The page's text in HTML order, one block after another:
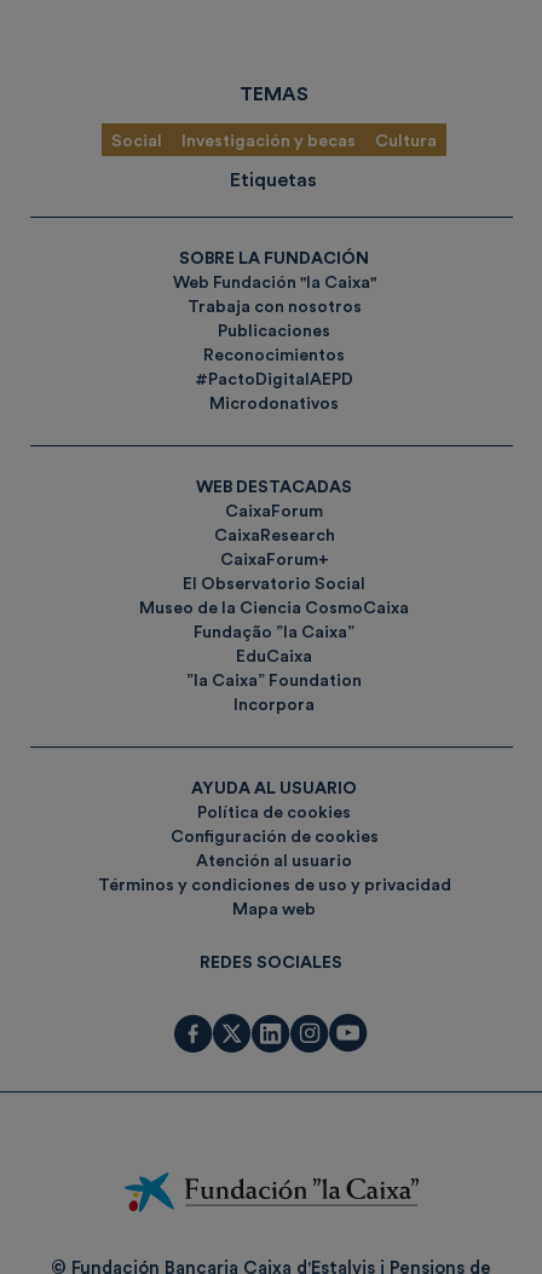
TEMAS
Social Investigación y becas Cultura
Etiquetas
SOBRE LA FUNDACIÓN
Web Fundación "la Caixa"
Trabaja con nosotros
Publicaciones
Reconocimientos
#PactoDigitalAEPD
Microdonativos
WEB DESTACADAS
CaixaForum
CaixaResearch
CaixaForum+
El Observatorio Social
Museo de la Ciencia CosmoCaixa
Fundação ”la Caixa”
EduCaixa
”la Caixa” Foundation
Incorpora
AYUDA AL USUARIO
Política de cookies
Configuración de cookies
Atención al usuario
Términos y condiciones de uso y privacidad
Mapa web
REDES SOCIALES
Fundación
La
© Fundación Bancaria Caixa d'Estalvis i Pensions de